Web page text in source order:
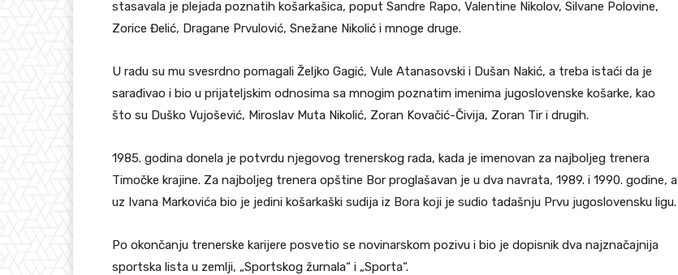
stasavala je plejada poznatih košarkašica, poput Sandre Rapo, Valentine Nikolov, Silvane Polovine,
Zorice Đelić, Dragane Prvulović, Snežane Nikolić i mnoge druge.
U radu su mu svesrdno pomagali Željko Gagić, Vule Atanasovski i Dušan Nakić, a treba istaći da je
sarađivao i bio u prijateljskim odnosima sa mnogim poznatim imenima jugoslovenske košarke, kao
što su Duško Vujošević, Miroslav Muta Nikolić, Zoran Kovačić-Čivija, Zoran Tir i drugih.
1985. godina donela je potvrdu njegovog trenerskog rada, kada je imenovan za najboljeg trenera
Timočke krajine. Za najboljeg trenera opštine Bor proglašavan je u dva navrata, 1989. i 1990. godine, a
uz Ivana Markovića bio je jedini košarkaški sudija iz Bora koji je sudio tadašnju Prvu jugoslovensku ligu.
Po okončanju trenerske karijere posvetio se novinarskom pozivu i bio je dopisnik dva najznačajnija
sportska lista u zemlji, „Sportskog žurnala“ i „Sporta“.